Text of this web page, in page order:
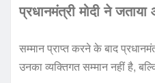
प्रधानमंत्री मोदी ने
सम्मान प्राप्त करने के बाद
उनका व्यक्तिगत सम्मान नहीं है,